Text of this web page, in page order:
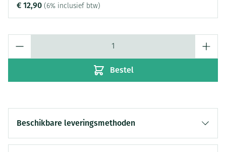
€ 12,90 (6% inclusief btw)
Bestel
Beschikbare leveringsmethoden